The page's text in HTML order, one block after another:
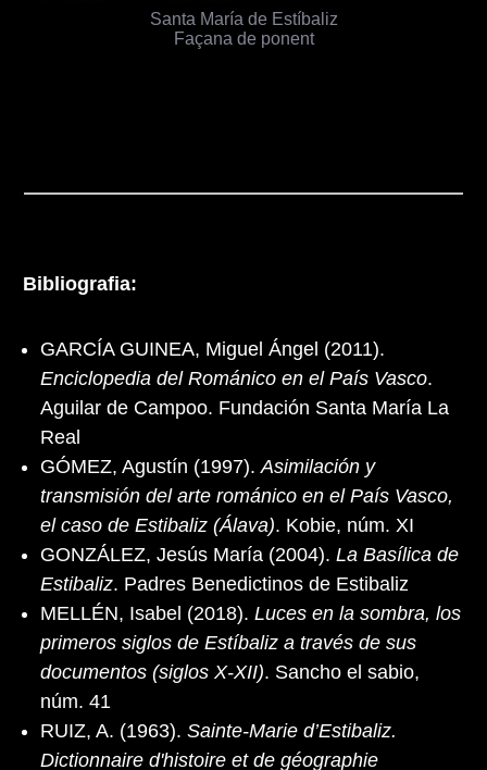
Santa María de Estíbaliz
Façana de ponent
Bibliografia:
GARCÍA GUINEA, Miguel Ángel (2011).
Enciclopedia del Románico en el País Vasco.
Aguilar de Campoo. Fundación Santa María La
Real
GÓMEZ, Agustín (1997). Asimilación y
transmisión del arte románico en el País Vasco,
el caso de Estibaliz (Álava). Kobie, núm. XI
GONZÁLEZ, Jesús María (2004). La Basílica de
Estibaliz. Padres Benedictinos de Estibaliz
MELLÉN, Isabel (2018). Luces en la sombra, los
primeros siglos de Estíbaliz a través de sus
documentos (siglos X-XII). Sancho el sabio,
núm. 41
RUIZ, A. (1963). Sainte-Marie d’Estibaliz.
Dictionnaire d'histoire et de géographie